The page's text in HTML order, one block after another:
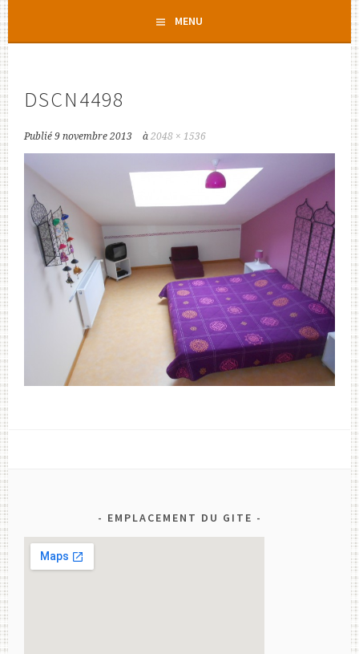
contenu
MENU
DSCN4498
Publié9 novembre 2013 à2048 × 1536
EMPLACEMENT DU GITE